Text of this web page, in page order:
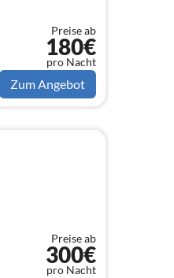
Preise ab
180€
pro Nacht
Zum Angebot
Preise ab
300€
pro Nacht